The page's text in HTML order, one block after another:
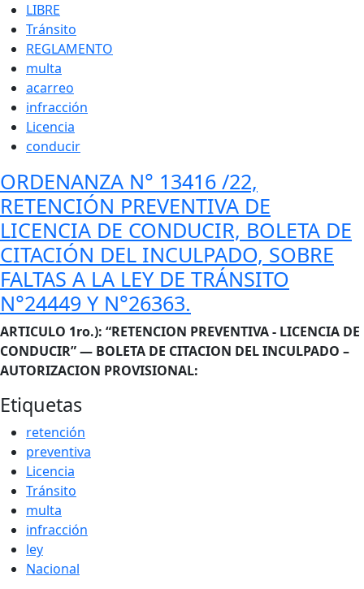
LIBRE
Tránsito
REGLAMENTO
multa
acarreo
infracción
Licencia
conducir
ORDENANZA N° 13416 /22,
RETENCIÓN PREVENTIVA DE
LICENCIA DE CONDUCIR, BOLETA DE
CITACIÓN DEL INCULPADO, SOBRE
FALTAS A LA LEY DE TRÁNSITO
N°24449 Y N°26363.
Cuerpo
ARTICULO 1ro.): “RETENCION PREVENTIVA - LICENCIA DE
CONDUCIR” — BOLETA DE CITACION DEL INCULPADO –
AUTORIZACION PROVISIONAL:
Etiquetas
retención
preventiva
Licencia
Tránsito
multa
infracción
ley
Nacional